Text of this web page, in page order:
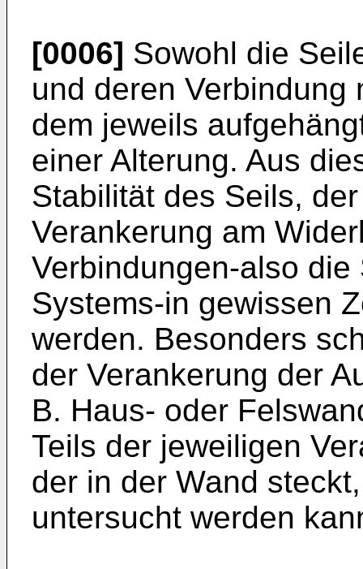
[0006] Sowohl die
und deren Verbindung
dem jeweils
einer Alterung. Aus
Stabilität des Seils,
Verankerung am
Verbindungen-also
Systems-in gewissen
werden. Besonders
der Verankerung der
B. Haus- oder
Teils der jeweiligen
der in der Wand
untersucht werden